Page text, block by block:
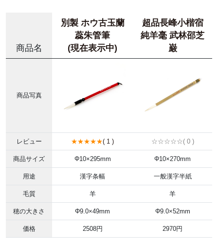
商品名
別製 ホウ古玉蘭
蕊朱管筆
(現在表示中)
超品長峰小楷宿
純羊毫 武林邵芝
巌
商品写真
レビュー ★★★★★( 1 ) ☆☆☆☆☆( 0 )
商品サイズ Φ10×295mm Φ10×270mm
用途 漢字条幅 一般漢字半紙
毛質 羊 羊
穂の大きさ Φ9.0×49mm Φ9.0×52mm
価格 2508円 2970円